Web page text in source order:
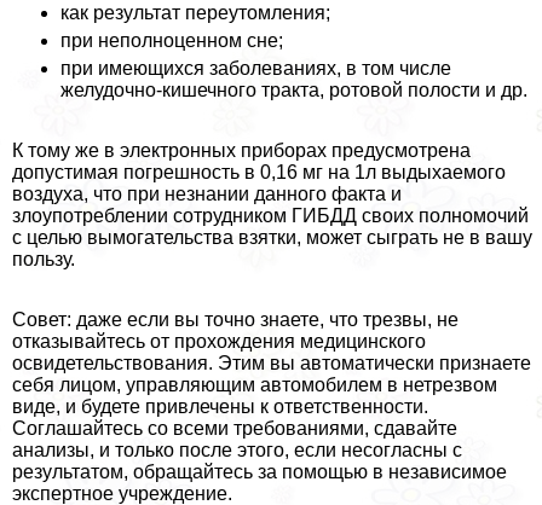
как результат переутомления;
при неполноценном сне;
при имеющихся заболеваниях, в том числе
желудочно-кишечного тpaкта, ротовой полости и др.
К тому же в электронных приборах предусмотрена
допустимая погрешность в 0,16 мг на 1л выдыхаемого
воздуха, что при незнании данного факта и
злоупотрeблении сотрудником ГИБДД своих полномочий
с целью вымогательства взятки, может сыграть не в вашу
пользу.
Совет: даже если вы точно знаете, что трезвы, не
отказывайтесь от прохождения медицинского
освидетельствования. Этим вы автоматически признаете
себя лицом, управляющим автомобилем в нетрезвом
виде, и будете привлечены к ответственности.
Соглашайтесь со всеми требованиями, сдавайте
анализы, и только после этого, если несогласны с
результатом, обращайтесь за помощью в независимое
экспертное учреждение.